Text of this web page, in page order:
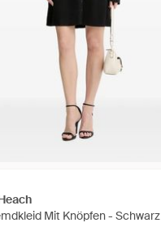
Mit Knöpfen - Schwarz